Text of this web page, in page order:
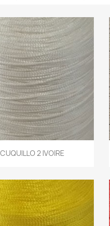
CUQUILLO 2 IVOIRE
Aperçu rapide